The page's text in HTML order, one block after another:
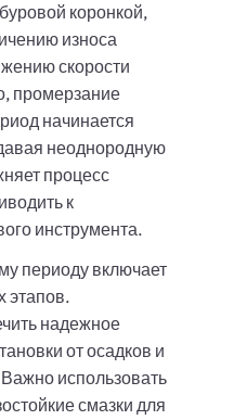
коронкой,
износа
скорости
промерзание
начинается
неоднородную
процесс
к
инструмента.
периоду включает
этапов.
надежное
от осадков и
использовать
смазки для